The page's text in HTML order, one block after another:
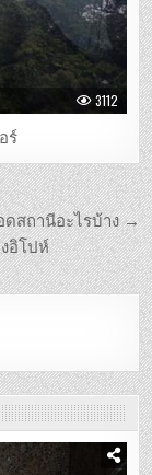
3112
ร์
ดสถานีอะไรบ้าง →
อิโปห์